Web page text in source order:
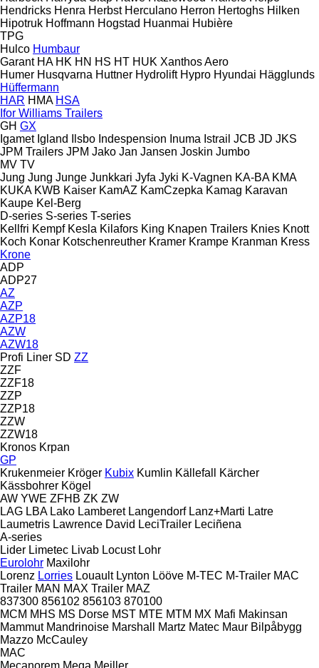
Hendricks Henra Herbst Herculano Herron Hertoghs Hilken
Hipotruk Hoffmann Hogstad Huanmai Hubière
TPG
Hulco Humbaur
Garant HA HK HN HS HT HUK Xanthos Aero
Humer Husqvarna Huttner Hydrolift Hypro Hyundai Hägglunds
Hüffermann
HAR HMA HSA
Ifor Williams Trailers
GH GX
Igamet Igland Ilsbo Indespension Inuma Istrail JCB JD JKS
JPM Trailers JPM Jako Jan Jansen Joskin Jumbo
MV TV
Jung Jung Junge Junkkari Jyfa Jyki K-Vagnen KA-BA KMA
KUKA KWB Kaiser KamAZ KamCzepka Kamag Karavan
Kaupe Kel-Berg
D-series S-series T-series
Kellfri Kempf Kesla Kilafors King Knapen Trailers Knies Knott
Koch Konar Kotschenreuther Kramer Krampe Kranman Kress
Krone
ADP
ADP27
AZ
AZP
AZP18
AZW
AZW18
Profi Liner SD ZZ
ZZF
ZZF18
ZZP
ZZP18
ZZW
ZZW18
Kronos Krpan
GP
Krukenmeier Kröger Kubix Kumlin Källefall
Kärcher
Kässbohrer Kögel
AW YWE ZFHB ZK ZW
LAG LBA Lako Lamberet Langendorf Lanz+Marti Latre
Laumetris Lawrence David LeciTrailer Leciñena
A-series
Lider Limetec Livab Locust Lohr
Eurolohr Maxilohr
Lorenz Lorries Louault Lynton Lööve M-TEC M-Trailer MAC
Trailer MAN MAX Trailer MAZ
837300 856102 856103 870100
MCM MHS MS Dorse MST MTE MTM MX Mafi Makinsan
Mammut Mandrinoise Marshall Martz Matec Maur Bilpåbygg
Mazzo McCauley
MAC
Mecanorem Mega Meiller